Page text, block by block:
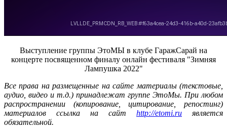
Выступление группы ЭтоМЫ в клубе ГаражСарай на
концерте посвященном финалу онлайн фестиваля "Зимняя
Лампушка 2022"
Все права на размещенные на сайте материалы (текстовые,
аудио, видео и т.д.) принадлежат группе ЭтоМы. При любом
распространении (копирование, цитирование, репостинг)
материалов ссылка на сайт http://etomi.ru является
обязательной.